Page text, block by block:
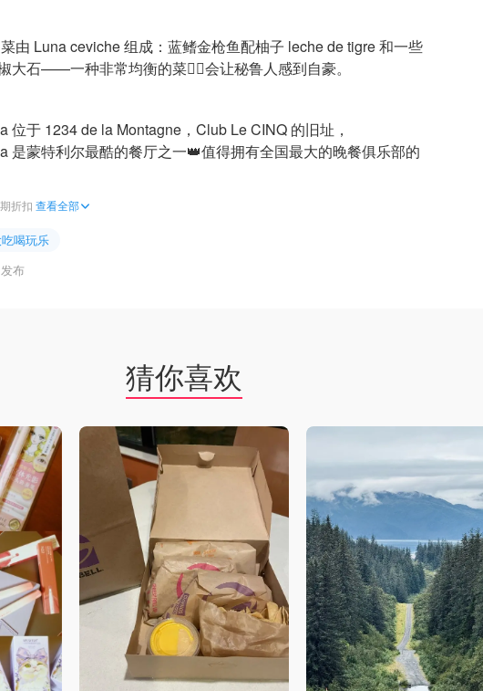
菜由 Luna ceviche 组成：蓝鳍金枪鱼配柚子 leche de tigre 和一些
大石——一种非常均衡的菜👍🏻会让秘鲁人感到自豪。
位于 1234 de la Montagne，Club Le CINQ 的旧址，
是蒙特利尔最酷的餐厅之一👑值得拥有全国最大的晚餐俱乐部的
折扣 查看全部
喝玩乐
布
猜你喜欢